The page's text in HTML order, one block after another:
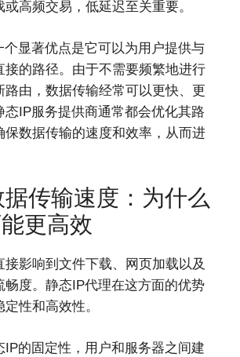
高频交易，低延迟至关重要。
个显著优点是它可以为用户提供与
接的路径。由于不需要频繁地进行
路由，数据传输经常可以更快、更
态IP服务提供商通常都会优化其路
保数据传输的速度和效率，从而进
传输速度：为什么
更高效
接影响到文件下载、网页加载以及
畅度。静态IP代理在这方面的优势
性和高效性。
IP的固定性，用户和服务器之间建